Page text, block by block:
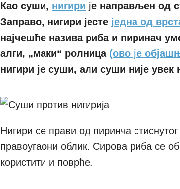
Као суши, нигири је направљен од
Заправо, нигири јесте једна од
најчешће назива риба и пиринач
алги, „маки“ ролница (ово је
нигири је суши, али суши није увек
Нигири се прави од пиринча
правоугаони облик. Сирова риба се
користити и поврће.